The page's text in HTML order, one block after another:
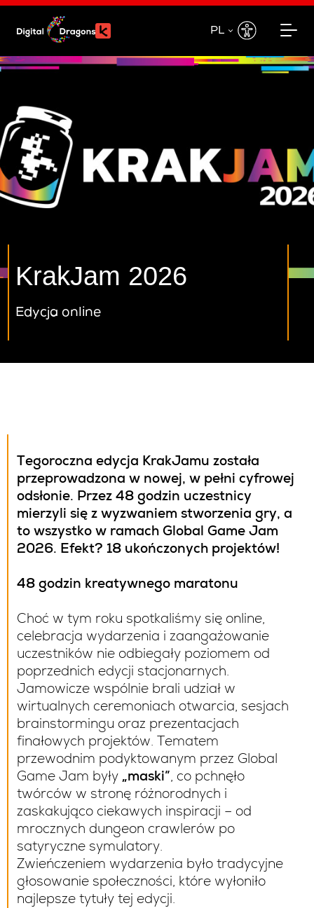
PL
PL
KrakJam 2026
Edycja online
Tegoroczna edycja KrakJamu została
przeprowadzona w nowej, w pełni cyfrowej
odsłonie. Przez 48 godzin uczestnicy
mierzyli się z wyzwaniem stworzenia gry, a
to wszystko w ramach Global Game Jam
2026. Efekt? 18 ukończonych projektów!
48 godzin kreatywnego maratonu
Choć w tym roku spotkaliśmy się online,
celebracja wydarzenia i zaangażowanie
uczestników nie odbiegały poziomem od
poprzednich edycji stacjonarnych.
Jamowicze wspólnie brali udział w
wirtualnych ceremoniach otwarcia, sesjach
brainstormingu oraz prezentacjach
finałowych projektów. Tematem
przewodnim podyktowanym przez Global
Game Jam były „maski”, co pchnęło
twórców w stronę różnorodnych i
zaskakująco ciekawych inspiracji – od
mrocznych dungeon crawlerów po
satyryczne symulatory.
Zwieńczeniem wydarzenia było tradycyjne
głosowanie społeczności, które wyłoniło
najlepsze tytuły tej edycji.